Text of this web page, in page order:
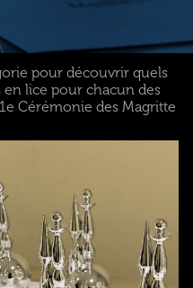
pour découvrir quels
lice pour chacun des
Cérémonie des Magritte